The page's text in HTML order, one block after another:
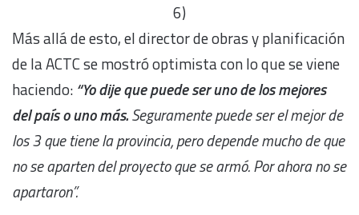
6)
Más allá de esto, el director de obras y planificación
de la ACTC se mostró optimista con lo que se viene
haciendo: “Yo dije que puede ser uno de los mejores
del país o uno más.Seguramente puede ser el mejor de
los 3 que tiene la provincia, pero depende mucho de que
no se aparten del proyecto que se armó. Por ahora no se
apartaron”.